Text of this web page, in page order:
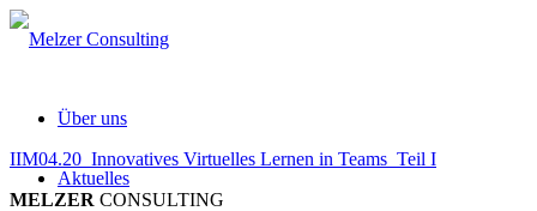
Über uns
Aktuelles
IIM04.20_Innovatives Virtuelles Lernen in Teams_Teil I
MELZER CONSULTING